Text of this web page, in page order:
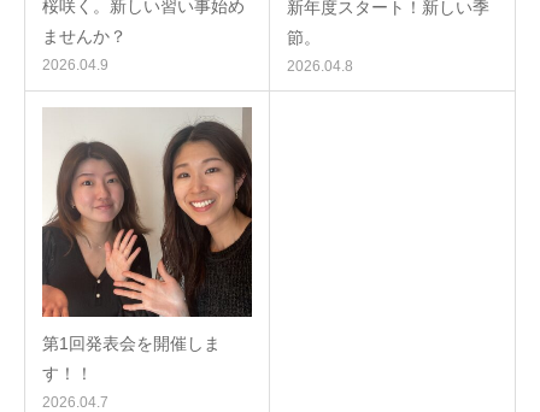
桜咲く。新しい習い事始め
ませんか？
2026.04.9
新年度スタート！新しい季
節。
2026.04.8
第1回発表会を開催しま
す！！
2026.04.7